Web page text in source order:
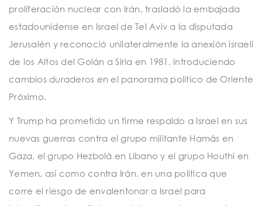
proliferación nuclear con Irán, trasladó la embajada
estadounidense en Israel de Tel Aviv a la disputada
Jerusalén y reconoció unilateralmente la anexión israelí
de los Altos del Golán a Siria en 1981, introduciendo
cambios duraderos en el panorama político de Oriente
Próximo.
Y Trump ha prometido un firme respaldo a Israel en sus
nuevas guerras contra el grupo militante Hamás en
Gaza, el grupo Hezbolá en Líbano y el grupo Houthi en
Yemen, así como contra Irán, en una política que
corre el riesgo de envalentonar a Israel para